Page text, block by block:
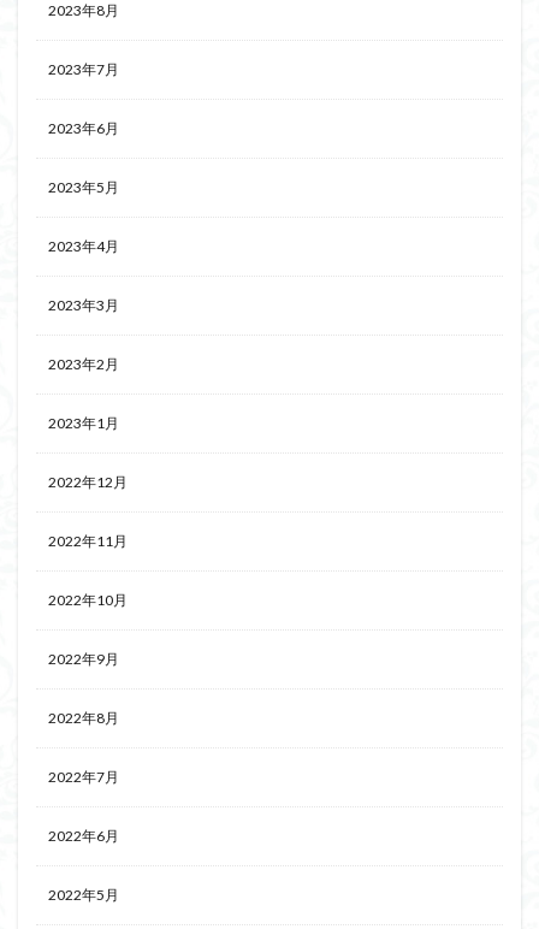
2023年8月
2023年7月
2023年6月
2023年5月
2023年4月
2023年3月
2023年2月
2023年1月
2022年12月
2022年11月
2022年10月
2022年9月
2022年8月
2022年7月
2022年6月
2022年5月